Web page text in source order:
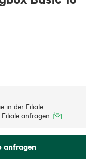
in der Filiale
anfragen
anfragen